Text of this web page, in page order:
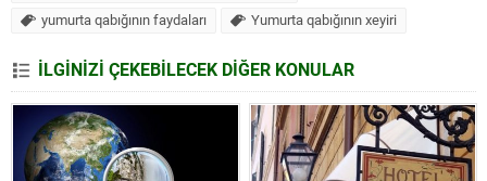
yumurta qabığının faydaları Yumurta qabığının xeyiri
İLGİNİZİ ÇEKEBİLECEK DİĞER KONULAR